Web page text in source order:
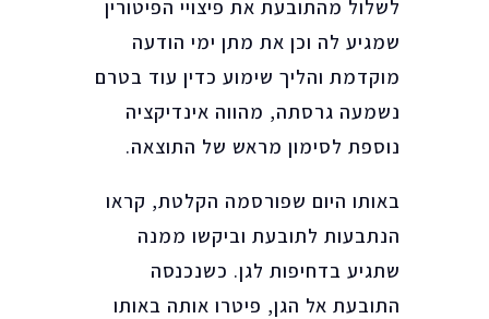
לשלול מהתובעת את פיצויי הפיטורין
שמגיע לה וכן את מתן ימי הודעה
מוקדמת והליך שימוע כדין עוד בטרם
נשמעה גרסתה, מהווה אינדיקציה
נוספת לסימון מראש של התוצאה.
באותו היום שפורסמה הקלטת, קראו
הנתבעות לתובעת וביקשו ממנה
שתגיע בדחיפות לגן. כשנכנסה
התובעת אל הגן, פיטרו אותה באותו